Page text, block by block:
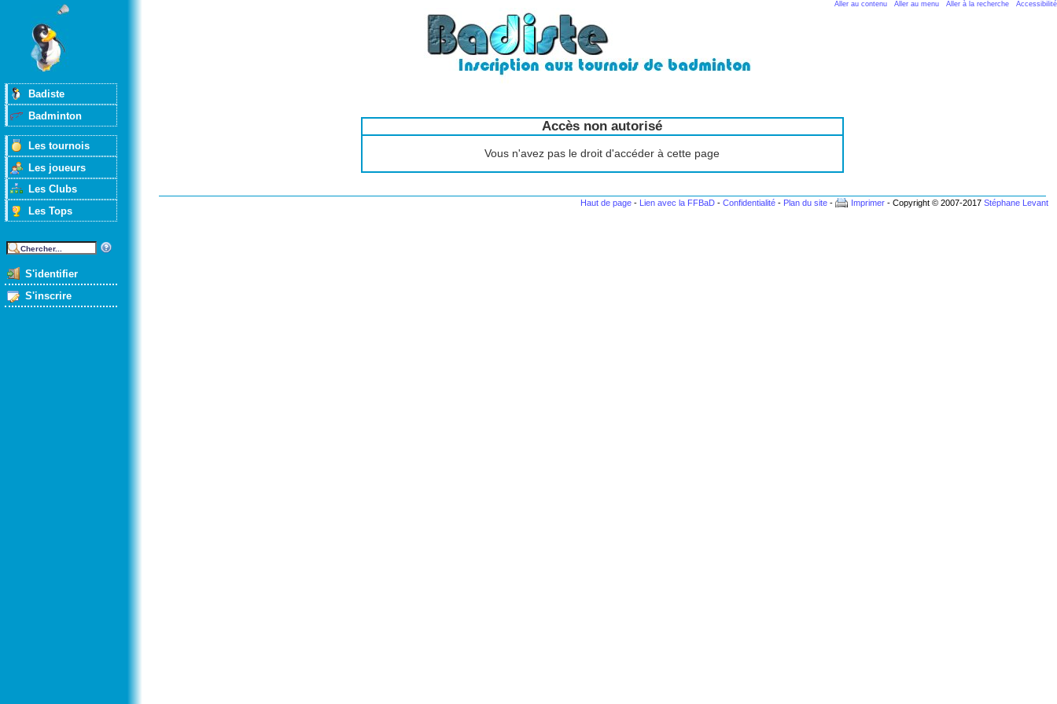
Aller au contenu Aller au menu Aller à la recherche Accessibilité
Badiste
Badminton
Les tournois
Les joueurs
Les Clubs
Les Tops
S'identifier
S'inscrire
Accès non autorisé
Vous n'avez pas le droit d'accéder à cette page
Haut de page - Lien avec la FFBaD -Confidentialité - Plan du site - Imprimer - Copyright © 2007-2017Stéphane Levant